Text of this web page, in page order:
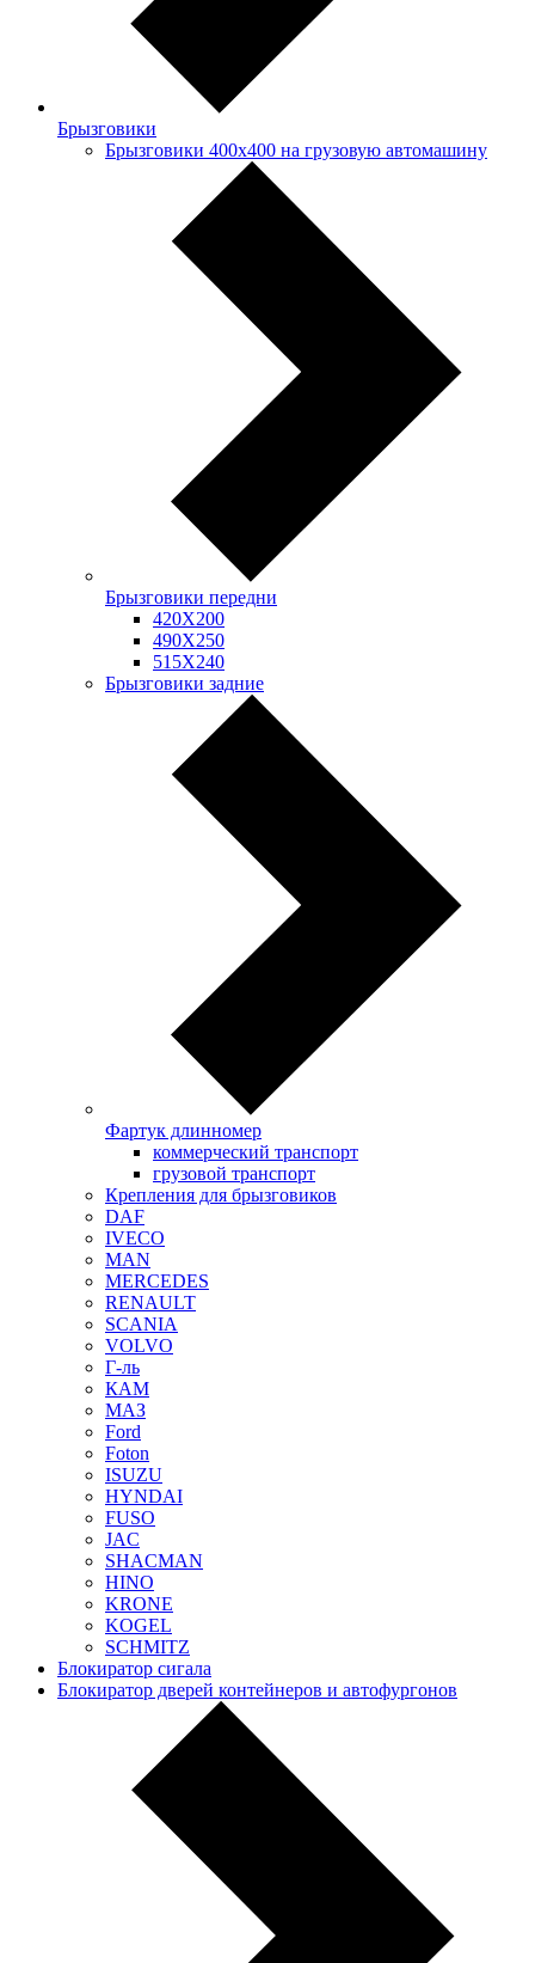
Брызговики
Брызговики 400х400 на грузовую автомашину
Брызговики передни
420Х200
490Х250
515Х240
Брызговики задние
Фартук длинномер
коммерческий транспорт
грузовой транспорт
Крепления для брызговиков
DAF
IVECO
MAN
MERCEDES
RENAULT
SCANIA
VOLVO
Г-ль
КАМ
МАЗ
Ford
Foton
ISUZU
HYNDAI
FUSO
JAC
SHACMAN
HINO
KRONE
KOGEL
SCHMITZ
Блокиратор сигала
Блокиратор дверей контейнеров и автофургонов